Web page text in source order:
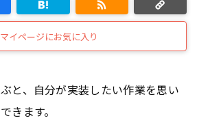
マイページにお気に入り
と、自分が実装したい作業を思い
きます。